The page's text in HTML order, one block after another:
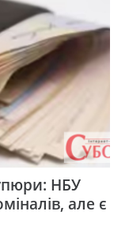
НБУ
але є